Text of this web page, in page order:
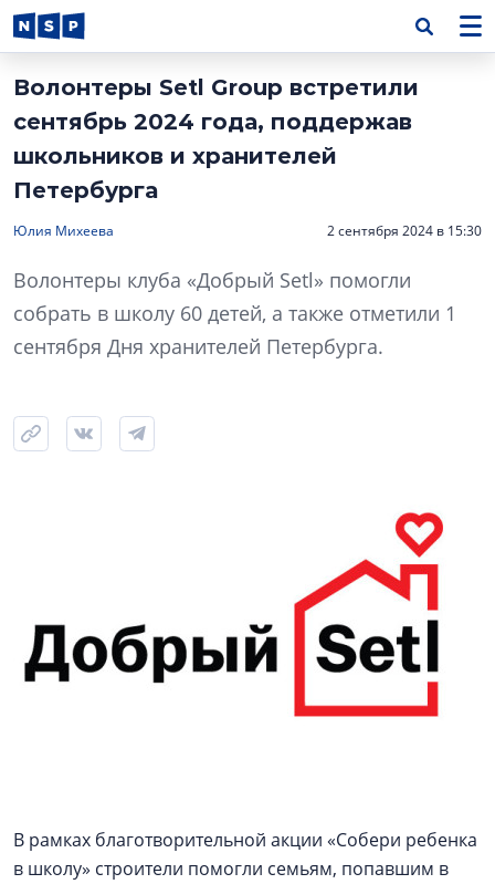
Волонтеры Setl Group встретили
сентябрь 2024 года, поддержав
школьников и хранителей
Петербурга
Юлия Михеева 2 сентября 2024 в 15:30
Волонтеры клуба «Добрый Setl» помогли
собрать в школу 60 детей, а также отметили 1
сентября Дня хранителей Петербурга.
В рамках благотворительной акции «Собери ребенка
в школу» строители помогли семьям, попавшим в